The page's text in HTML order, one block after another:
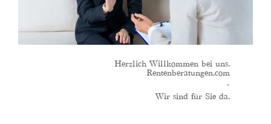
Herzlich Willkommen bei uns.
Rentenberatungen.com
-
Wir sind für Sie da.